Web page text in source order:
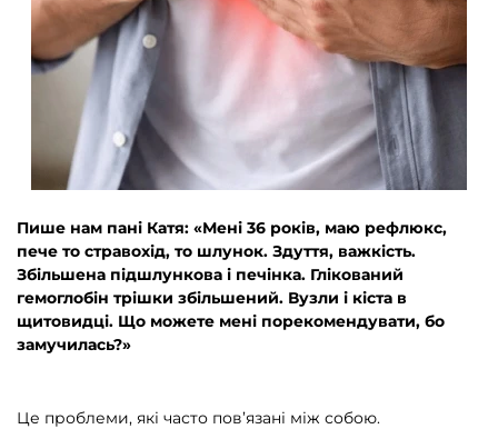
Пише нам пані Катя: «Мені 36 років, маю рефлюкс,
пече то стравохід, то шлунок. Здуття, важкість.
Збільшена підшлункова і печінка. Глікований
гемоглобін трішки збільшений. Вузли і кіста в
щитовидці. Що можете мені порекомендувати, бо
замучилась?»
Це проблеми, які часто пов’язані між собою.